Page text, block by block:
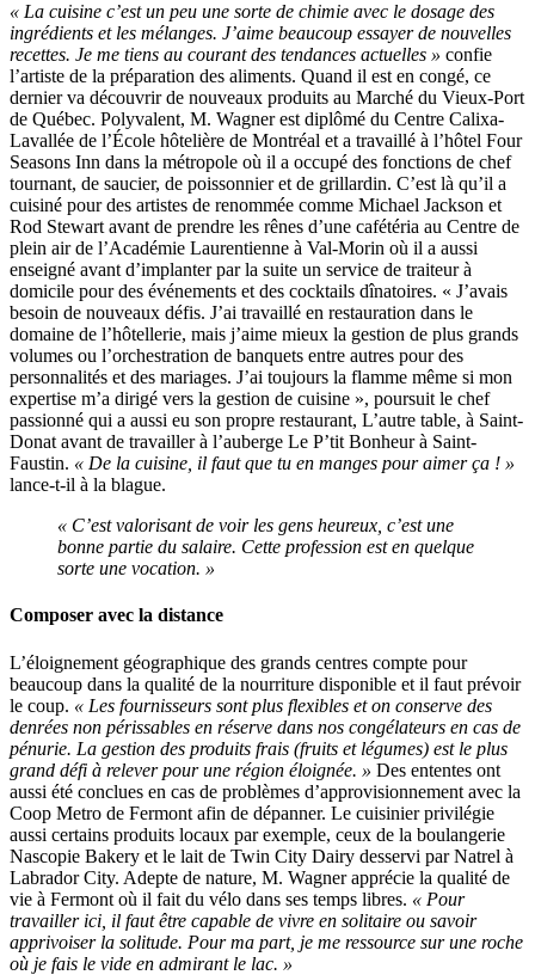
« La cuisine c’est un peu une sorte de chimie avec le dosage des
ingrédients et les mélanges. J’aime beaucoup essayer de nouvelles
recettes. Je me tiens au courant des tendances actuelles » confie
l’artiste de la préparation des aliments. Quand il est en congé, ce
dernier va découvrir de nouveaux produits au Marché du Vieux-Port
de Québec. Polyvalent, M. Wagner est diplômé du Centre Calixa-
Lavallée de l’École hôtelière de Montréal et a travaillé à l’hôtel Four
Seasons Inn dans la métropole où il a occupé des fonctions de chef
tournant, de saucier, de poissonnier et de grillardin. C’est là qu’il a
cuisiné pour des artistes de renommée comme Michael Jackson et
Rod Stewart avant de prendre les rênes d’une cafétéria au Centre de
plein air de l’Académie Laurentienne à Val-Morin où il a aussi
enseigné avant d’implanter par la suite un service de traiteur à
domicile pour des événements et des cocktails dînatoires. « J’avais
besoin de nouveaux défis. J’ai travaillé en restauration dans le
domaine de l’hôtellerie, mais j’aime mieux la gestion de plus grands
volumes ou l’orchestration de banquets entre autres pour des
personnalités et des mariages. J’ai toujours la flamme même si mon
expertise m’a dirigé vers la gestion de cuisine », poursuit le chef
passionné qui a aussi eu son propre restaurant, L’autre table, à Saint-
Donat avant de travailler à l’auberge Le P’tit Bonheur à Saint-
Faustin. « De la cuisine, il faut que tu en manges pour aimer ça ! »
lance-t-il à la blague.
« C’est valorisant de voir les gens heureux, c’est une
bonne partie du salaire. Cette profession est en quelque
sorte une vocation. »
Composer avec la distance
L’éloignement géographique des grands centres compte pour
beaucoup dans la qualité de la nourriture disponible et il faut prévoir
le coup. « Les fournisseurs sont plus flexibles et on conserve des
denrées non périssables en réserve dans nos congélateurs en cas de
pénurie. La gestion des produits frais (fruits et légumes) est le plus
grand défi à relever pour une région éloignée. » Des ententes ont
aussi été conclues en cas de problèmes d’approvisionnement avec la
Coop Metro de Fermont afin de dépanner. Le cuisinier privilégie
aussi certains produits locaux par exemple, ceux de la boulangerie
Nascopie Bakery et le lait de Twin City Dairy desservi par Natrel à
Labrador City. Adepte de nature, M. Wagner apprécie la qualité de
vie à Fermont où il fait du vélo dans ses temps libres. « Pour
travailler ici, il faut être capable de vivre en solitaire ou savoir
apprivoiser la solitude. Pour ma part, je me ressource sur une roche
où je fais le vide en admirant le lac. »